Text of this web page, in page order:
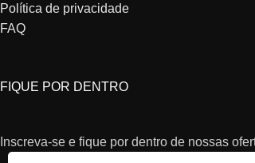
Política de privacidade
FAQ
FIQUE POR DENTRO
Inscreva-se e fique por dentro de nossas